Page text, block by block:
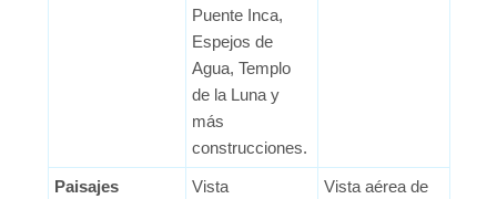
Puente Inca,
Espejos de
Agua, Templo
de la Luna y
más
construcciones.
Paisajes
Vista
Vista aérea de